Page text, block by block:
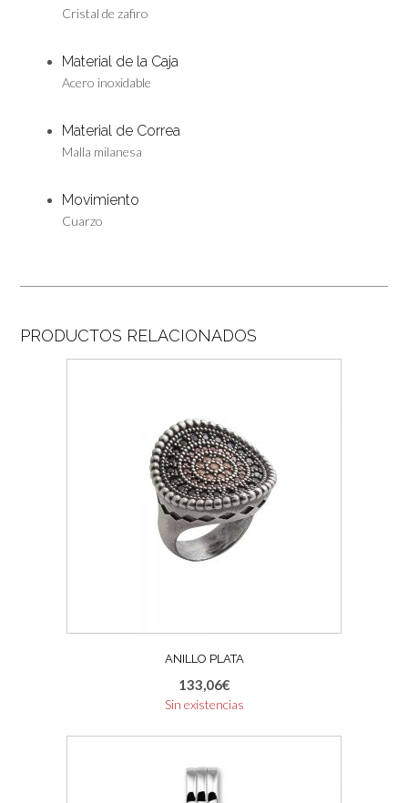
Cristal de zafiro
Material de la Caja
Acero inoxidable
Material de Correa
Malla milanesa
Movimiento
Cuarzo
PRODUCTOS RELACIONADOS
ANILLO PLATA
133,06€
Sin existencias